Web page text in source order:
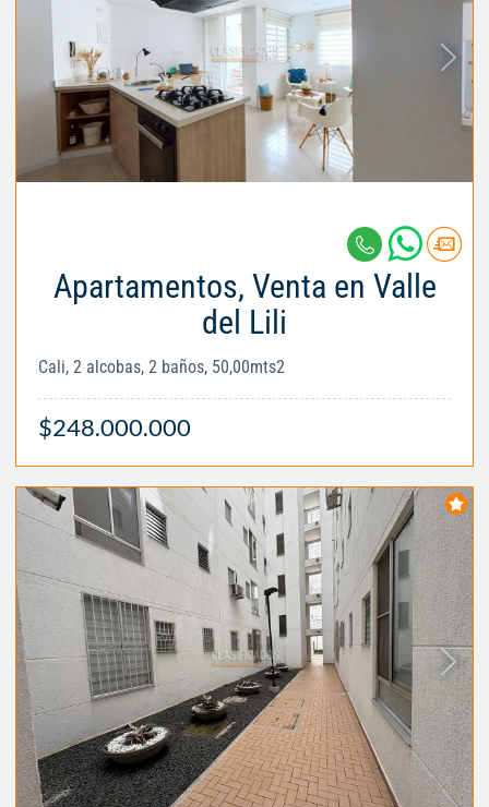
Apartamentos, Venta en Valle
del Lili
Cali, 2 alcobas, 2 baños, 50,00mts2
$248.000.000